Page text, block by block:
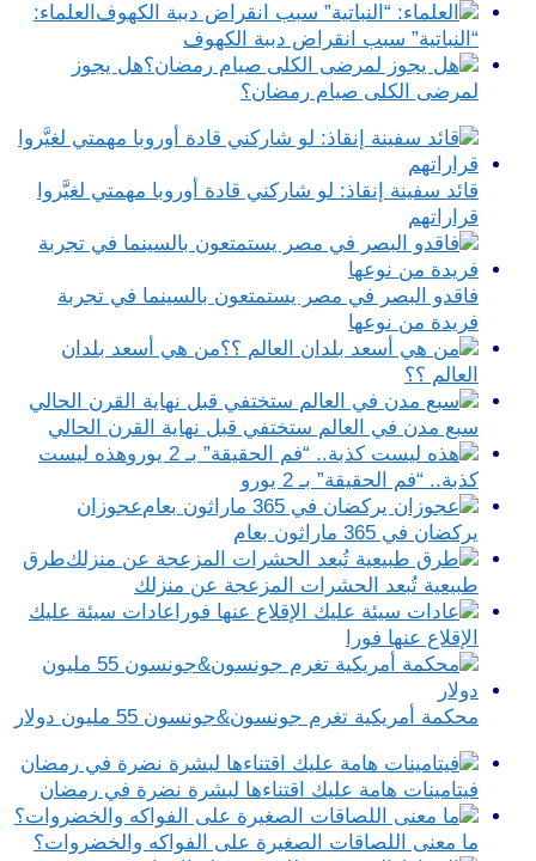
العلماء:
“النباتية” سبب انقراض دببة الكهوف
هل يجوز
لمرضى الكلى صيام رمضان؟
قائد سفينة إنقاذ: لو شاركني قادة أوروبا مهمتي لغيَّروا
قراراتهم
فاقدو البصر في مصر يستمتعون بالسينما في تجربة
فريدة من نوعها
من هي أسعد بلدان
العالم ؟؟
سبع مدن في العالم ستختفي قبل نهاية القرن الحالي
هذه ليست
كذبة.. “فم الحقيقة” بـ 2 يورو
عجوزان
يركضان في 365 ماراثون بعام
طرق
طبيعية تُبعد الحشرات المزعجة عن منزلك
عادات سيئة عليك
الإقلاع عنها فورا
محكمة أمريكية تغرم جونسون&جونسون 55 مليون دولار
فيتامينات هامة عليك اقتناءها لبشرة نضرة في رمضان
ما معنى اللصاقات الصغيرة على الفواكه والخضروات؟